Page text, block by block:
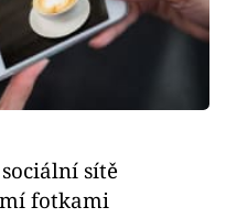
sítě
fotkami